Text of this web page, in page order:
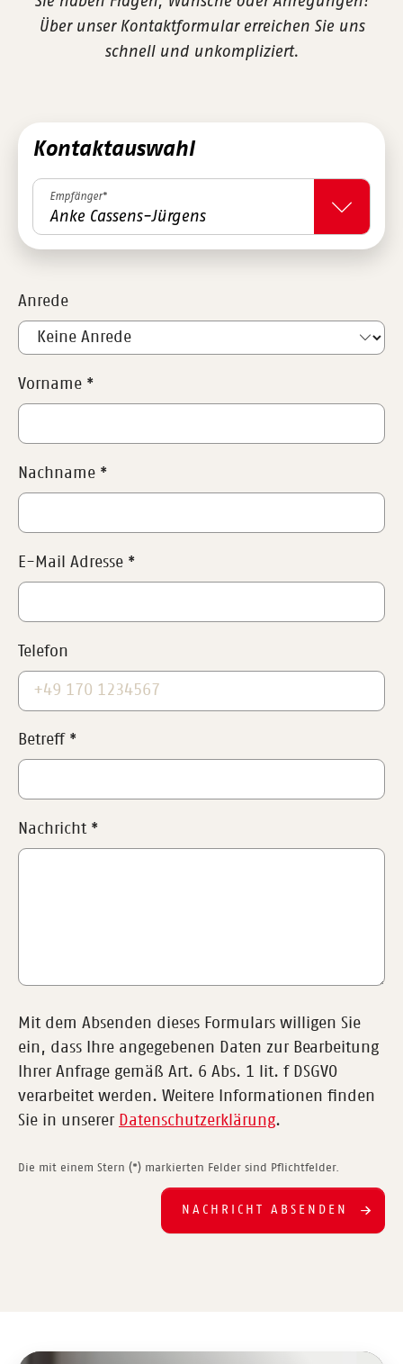
Über unser Kontaktformular erreichen Sie uns
schnell und unkompliziert.
Kontaktauswahl
Empfänger*
Anke Cassens-Jürgens
Anrede
Vorname *
Nachname *
E-Mail Adresse *
Telefon
Betreff *
Nachricht *
Mit dem Absenden dieses Formulars willigen Sie
ein, dass Ihre angegebenen Daten zur Bearbeitung
Ihrer Anfrage gemäß Art. 6 Abs. 1 lit. f DSGVO
verarbeitet werden. Weitere Informationen finden
Sie in unserer Datenschutzerklärung.
Die mit einem Stern (*) markierten Felder sind Pflichtfelder.